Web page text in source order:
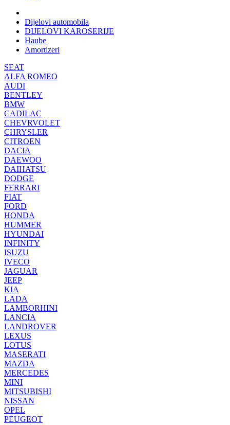
Dijelovi automobila
DIJELOVI KAROSERIJE
Haube
Amortizeri
SEAT
ALFA ROMEO
AUDI
BENTLEY
BMW
CADILAC
CHEVRVOLET
CHRYSLER
CITROEN
DACIA
DAEWOO
DAIHATSU
DODGE
FERRARI
FIAT
FORD
HONDA
HUMMER
HYUNDAI
INFINITY
ISUZU
IVECO
JAGUAR
JEEP
KIA
LADA
LAMBORHINI
LANCIA
LANDROVER
LEXUS
LOTUS
MASERATI
MAZDA
MERCEDES
MINI
MITSUBISHI
NISSAN
OPEL
PEUGEOT